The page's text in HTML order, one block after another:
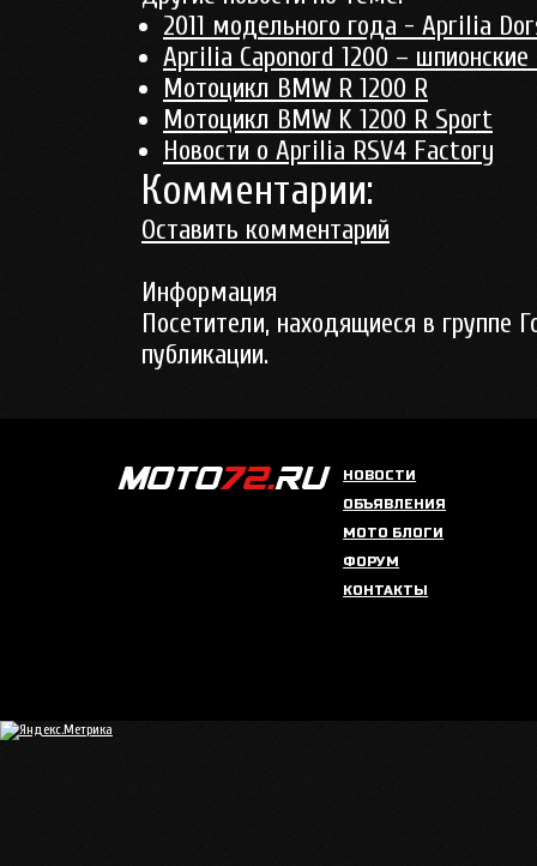
2011 модельного года - Aprilia
Aprilia Caponord 1200 –
Мотоцикл BMW R 1200 R
Мотоцикл BMW K 1200 R Sport
Новости о Aprilia RSV4 Factory
Комментарии:
Оставить комментарий
Информация
Посетители, находящиеся в группе
публикации.
НОВОСТИ
ОБЪЯВЛЕНИЯ
МОТО БЛОГИ
ФОРУМ
КОНТАКТЫ